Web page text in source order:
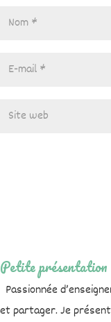
Petite présentation
Passionnée
et partager. Je